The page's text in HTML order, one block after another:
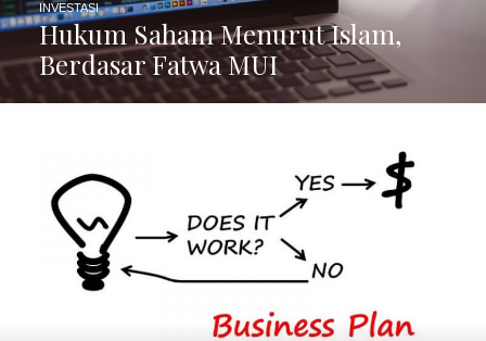
Hukum Saham Menurut Islam,
Berdasar Fatwa MUI
INVESTASI